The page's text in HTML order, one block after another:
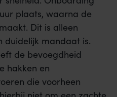
plaats, waarna de
Dit is alleen
duidelijk mandaat is.
de bevoegdheid
hakken en
die voorheen